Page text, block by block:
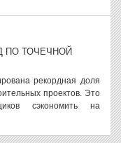
ПО ТОЧЕЧНОЙ
рекордная доля
проектов. Это
сэкономить на